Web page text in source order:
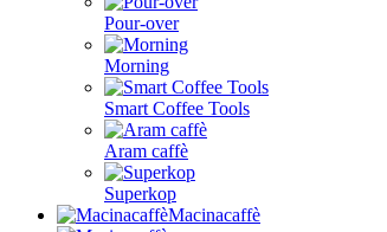
Pour-over
Morning
Smart Coffee Tools
Aram caffè
Superkop
Macinacaffè